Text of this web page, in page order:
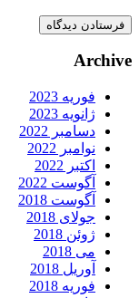
Archive
فوریه 2023
ژانویه 2023
دسامبر 2022
نوامبر 2022
اکتبر 2022
آگوست 2022
آگوست 2018
جولای 2018
ژوئن 2018
می 2018
آوریل 2018
فوریه 2018